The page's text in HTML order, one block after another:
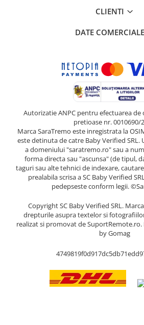
CLIENTI
DATE COMERCIALE
Autorizatie ANPC pentru efectuarea
pretioase nr. 0010690/
Marca SaraTremo este inregistrata la
este detinuta de catre Baby Verified SRL.
a domeniului "saratremo.ro" sau a
forma directa sau "ascunsa" (de tipul,
taguri sau alte tehnici de indexare,
prealabila scrisa a SC Baby Verified
pedepseste conform legii.
Copyright SC Baby Verified SRL.
drepturile asupra textelor si
realizat si promovat de SuportRemote.ro.
by Gomag